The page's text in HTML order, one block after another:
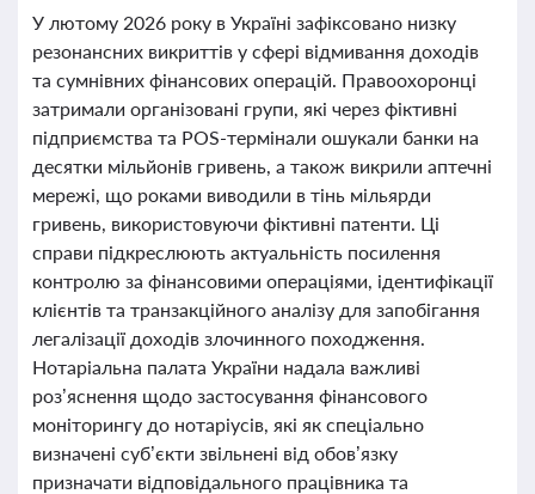
У лютому 2026 року в Україні зафіксовано низку
резонансних викриттів у сфері відмивання доходів
та сумнівних фінансових операцій. Правоохоронці
затримали організовані групи, які через фіктивні
підприємства та POS-термінали ошукали банки на
десятки мільйонів гривень, а також викрили аптечні
мережі, що роками виводили в тінь мільярди
гривень, використовуючи фіктивні патенти. Ці
справи підкреслюють актуальність посилення
контролю за фінансовими операціями, ідентифікації
клієнтів та транзакційного аналізу для запобігання
легалізації доходів злочинного походження.
Нотаріальна палата України надала важливі
роз’яснення щодо застосування фінансового
моніторингу до нотаріусів, які як спеціально
визначені суб’єкти звільнені від обов’язку
призначати відповідального працівника та